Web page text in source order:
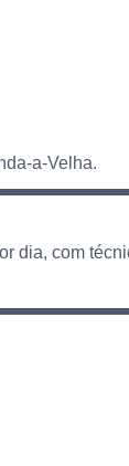
a-Velha.
dia, com